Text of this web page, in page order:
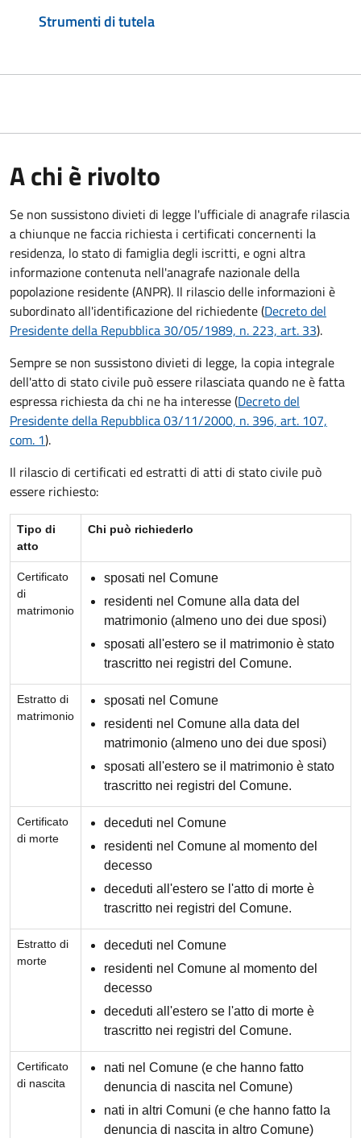
Strumenti di tutela
A chi è rivolto
Se non sussistono divieti di legge l'ufficiale di anagrafe rilascia
a chiunque ne faccia richiesta i certificati concernenti la
residenza, lo stato di famiglia degli iscritti, e ogni altra
informazione contenuta nell'anagrafe nazionale della
popolazione residente (ANPR). Il rilascio delle informazioni è
subordinato all'identificazione del richiedente (Decreto del
Presidente della Repubblica 30/05/1989, n. 223, art. 33).
Sempre se non sussistono divieti di legge, la copia integrale
dell'atto di stato civile può essere rilasciata quando ne è fatta
espressa richiesta da chi ne ha interesse (Decreto del
Presidente della Repubblica 03/11/2000, n. 396, art. 107,
com. 1).
Il rilascio di certificati ed estratti di atti di stato civile può
essere richiesto:
Tipo di
atto
Chi può richiederlo
Certificato
di
matrimonio
sposati nel Comune
residenti nel Comune alla data del
matrimonio (almeno uno dei due sposi)
sposati all'estero se il matrimonio è stato
trascritto nei registri del Comune.
Estratto di
matrimonio
sposati nel Comune
residenti nel Comune alla data del
matrimonio (almeno uno dei due sposi)
sposati all'estero se il matrimonio è stato
trascritto nei registri del Comune.
Certificato
di morte
deceduti nel Comune
residenti nel Comune al momento del
decesso
deceduti all'estero se l'atto di morte è
trascritto nei registri del Comune.
Estratto di
morte
deceduti nel Comune
residenti nel Comune al momento del
decesso
deceduti all'estero se l'atto di morte è
trascritto nei registri del Comune.
Certificato
di nascita
nati nel Comune (e che hanno fatto
denuncia di nascita nel Comune)
nati in altri Comuni (e che hanno fatto la
denuncia di nascita in altro Comune)